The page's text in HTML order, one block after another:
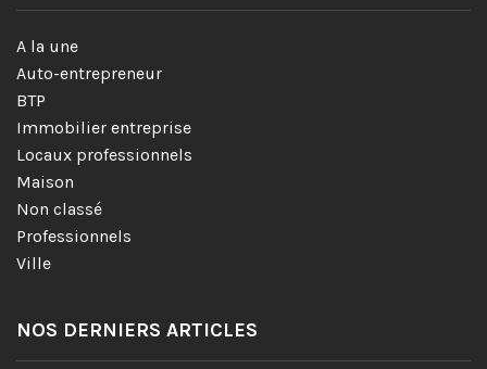
A la une
Auto-entrepreneur
BTP
Immobilier entreprise
Locaux professionnels
Maison
Non classé
Professionnels
Ville
NOS DERNIERS ARTICLES